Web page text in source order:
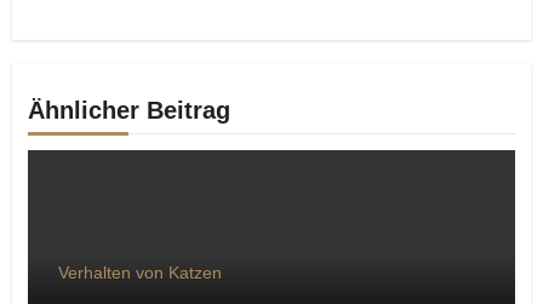
Ähnlicher Beitrag
Verhalten von Katzen